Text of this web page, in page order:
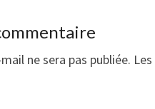
ne sera pas publiée.